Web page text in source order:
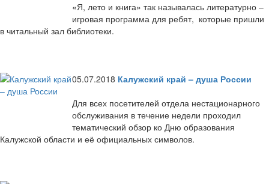
«Я, лето и книга» так называлась литературно –
игровая программа для ребят, которые пришли
в читальный зал библиотеки.
05.07.2018 Калужский край – душа России
Для всех посетителей отдела нестационарного
обслуживания в течение недели проходил
тематический обзор ко Дню образования
Калужской области и её официальных символов.